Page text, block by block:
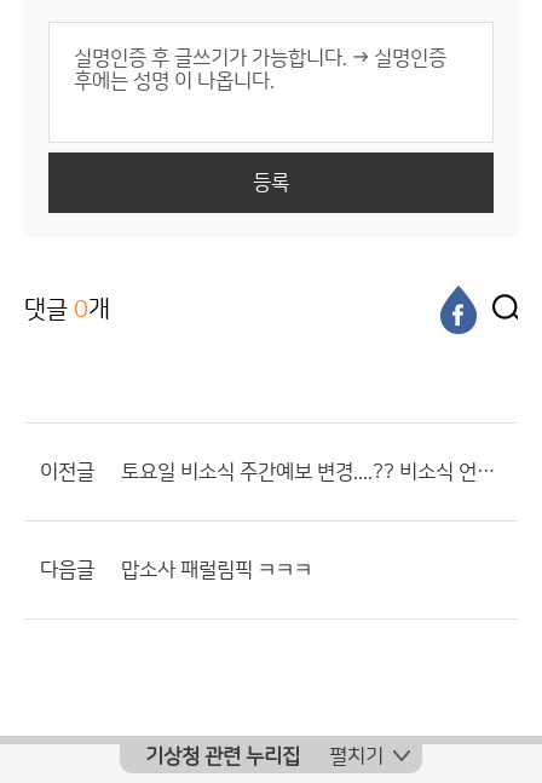
등록
댓글 0개
이전글 토요일 비소식 주간예보 변경....?? 비소식 언제쯤??
다음글 맙소사 패럴림픽 ㅋㅋㅋ
기상청 관련 누리집 펼치기